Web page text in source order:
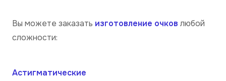
Вы можете заказать изготовление очков любой
сложности:
Астигматические